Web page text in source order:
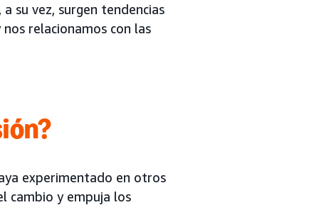
su vez, surgen tendencias
relacionamos con las
experimentado en otros
cambio y empuja los